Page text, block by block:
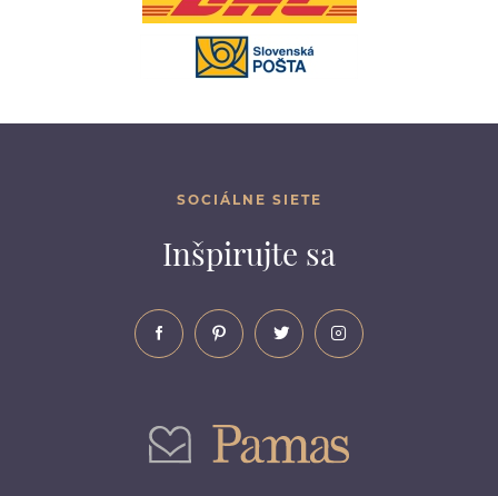
SOCIÁLNE SIETE
Inšpirujte sa